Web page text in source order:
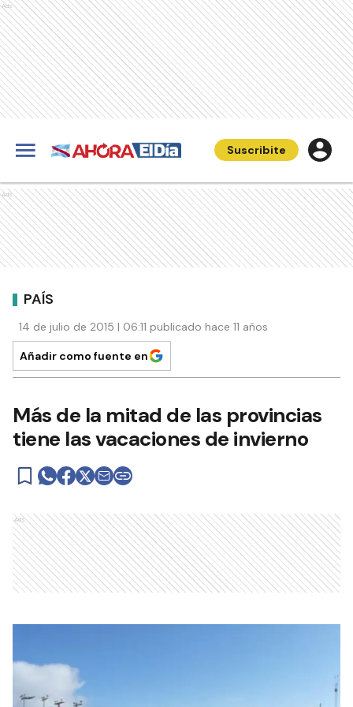
Ads
Suscribite
Ads
PAÍS
14 de julio de 2015 | 06:11 publicado hace 11 años
Añadir como fuente en
Más de la mitad de las provincias
tiene las vacaciones de invierno
Ads